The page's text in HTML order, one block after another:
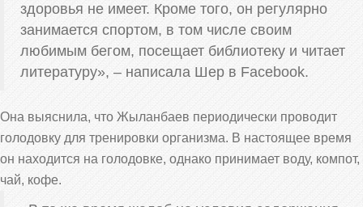
здоровья не имеет. Кроме того, он регулярно
занимается спортом, в том числе своим
любимым бегом, посещает библиотеку и читает
литературу», – написала Шер в Facebook.
Она выяснила, что Жыланбаев периодически проводит
голодовку для тренировки организма. В настоящее время
он находится на голодовке, однако принимает воду, компот,
чай, кофе.